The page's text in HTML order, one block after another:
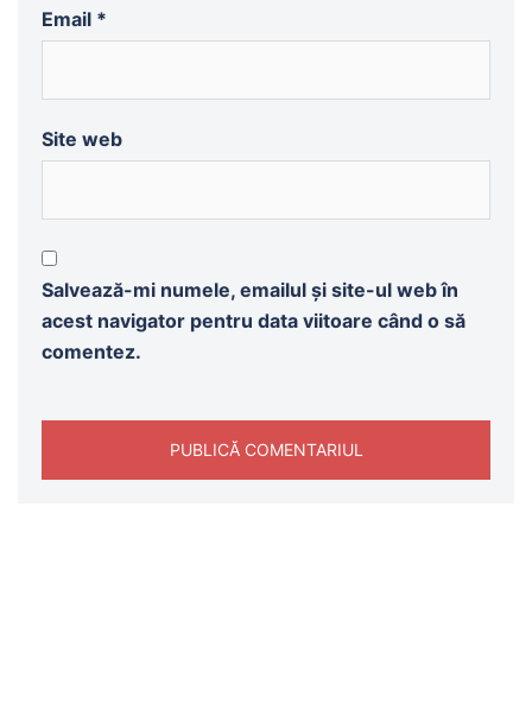
Email *
Site web
Salvează-mi numele, emailul și site-ul web în
acest navigator pentru data viitoare când o să
comentez.